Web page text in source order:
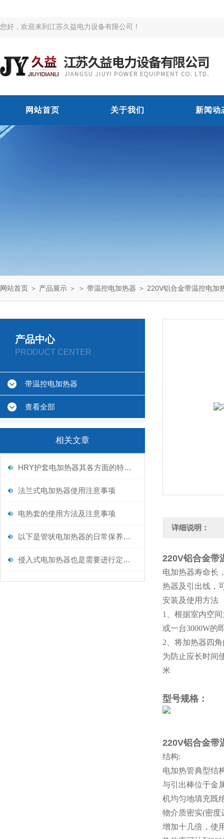
您好，欢迎来到江苏久益电力设备有限公司！
网站首页 关于我们 新闻动
网站首页 ＞ 产品展示 ＞ ＞ 带温控电加热器 ＞ 220V铝合金带温控电加
产品中心
PRODUCT CENTER
带温控电加热器
查看全部
相关文章
HRY护套电加热器其各方面的特点如下
法兰式电加热器使用注意事项
电热套的使用方法及注意事项
以下是管状电加热器的日常保养建议
侵入式电加热器也是需要进行定期保养的
详细说明：
220V铝合金带
电加热器寿命长
热器及引出线，
安装及使用方法
1、根据室内空
或一台3000W的
2、将加热器四
为防止应长时间
米
型号规格 ：
220V铝合金带
结构:
电加热管典型结
与引出棒位于金
机均匀地填充既
物介质密实(密度
增加十几倍，使